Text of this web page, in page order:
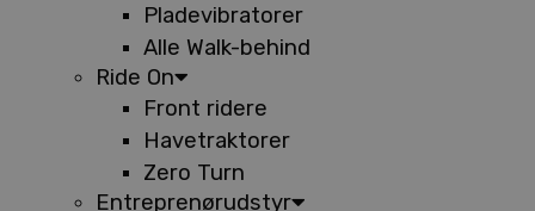
Pladevibratorer
Alle Walk-behind
Ride On
Front ridere
Havetraktorer
Zero Turn
Entreprenørudstyr